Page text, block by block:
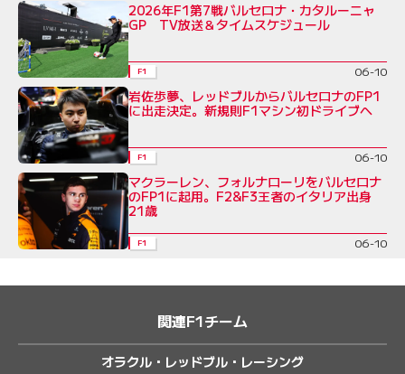
2026年F1第7戦バルセロナ・カタルーニャ
GP TV放送＆タイムスケジュール
F1 06-10
岩佐歩夢、レッドブルからバルセロナのFP1
に出走決定。新規則F1マシン初ドライブへ
F1 06-10
マクラーレン、フォルナローリをバルセロナ
のFP1に起用。F2&F3王者のイタリア出身
21歳
F1 06-10
関連F1チーム
オラクル・レッドブル・レーシング